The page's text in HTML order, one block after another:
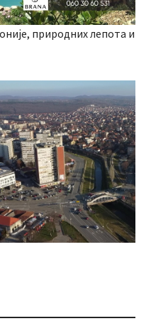
природних лепота и